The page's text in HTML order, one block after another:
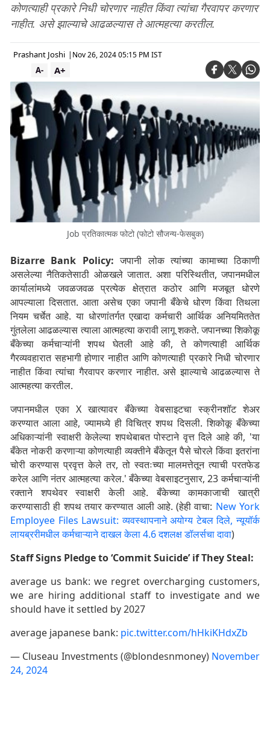
कोणत्याही प्रकारे निधी चोरणार नाहीत किंवा त्यांचा गैरवापर करणार
नाहीत. असे झाल्याचे आढळल्यास ते आत्महत्या करतील.
Prashant Joshi | Nov 26, 2024 05:15 PM IST
A+
A-
Job प्रतिकात्मक फोटो (फोटो सौजन्य-फेसबुक)
Bizarre Bank Policy: जपानी लोक त्यांच्या कामाच्या ठिकाणी
असलेल्या नैतिकतेसाठी ओळखले जातात. अशा परिस्थितीत, जपानमधील
कार्यालांमध्ये जवळजवळ प्रत्येक क्षेत्रात कठोर आणि मजबूत धोरणे
आपल्याला दिसतात. आता असेच एका जपानी बँकेचे धोरण किंवा तिथला
नियम चर्चेत आहे. या धोरणांतर्गत एखादा कर्मचारी आर्थिक अनियमिततेत
गुंतलेला आढळल्यास त्याला आत्महत्या करावी लागू शकते. जपानच्या शिकोकू
बँकेच्या कर्मचाऱ्यांनी शपथ घेतली आहे की, ते कोणत्याही आर्थिक
गैरव्यवहारात सहभागी होणार नाहीत आणि कोणत्याही प्रकारे निधी चोरणार
नाहीत किंवा त्यांचा गैरवापर करणार नाहीत. असे झाल्याचे आढळल्यास ते
आत्महत्या करतील.
जपानमधील एका X खात्यावर बँकेच्या वेबसाइटचा स्क्रीनशॉट शेअर
करण्यात आला आहे, ज्यामध्ये ही विचित्र शपथ दिसली. शिकोकू बँकेच्या
अधिकाऱ्यांनी स्वाक्षरी केलेल्या शपथेबाबत पोस्टाने वृत्त दिले आहे की, 'या
बँकेत नोकरी करणाऱ्या कोणत्याही व्यक्तीने बँकेतून पैसे चोरले किंवा इतरांना
चोरी करण्यास प्रवृत्त केले तर, तो स्वतःच्या मालमत्तेतून त्याची परतफेड
करेल आणि नंतर आत्महत्या करेल.' बँकेच्या वेबसाइटनुसार, 23 कर्मचाऱ्यांनी
रक्ताने शपथेवर स्वाक्षरी केली आहे. बँकेच्या कामकाजाची खात्री
करण्यासाठी ही शपथ तयार करण्यात आली आहे. (हेही वाचा: New York
Employee Files Lawsuit: व्यवस्थापनाने अयोग्य टेबल दिले, न्यूयॉर्क
लायब्ररीमधील कर्मचाऱ्याने दाखल केला 4.6 दशलक्ष डॉलर्सचा दावा)
Staff Signs Pledge to ‘Commit Suicide’ if They Steal:
average us bank: we regret overcharging customers,
we are hiring additional staff to investigate and we
should have it settled by 2027
average japanese bank: pic.twitter.com/hHkiKHdxZb
— Cluseau Investments (@blondesnmoney) November
24, 2024